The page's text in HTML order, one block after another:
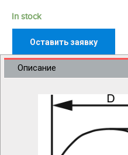
In stock
Оставить заявку
Описание